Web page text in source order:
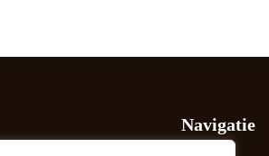
Navigatie